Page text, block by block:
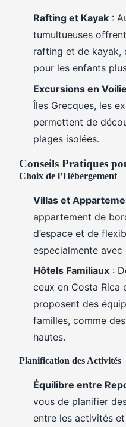
Rafting et Kayak :
tumultueuses
rafting et de kayak,
pour les enfants
Excursions en
Îles Grecques, les
permettent de
plages isolées.
Conseils Pratiques
Choix de l’Hébergement
Villas et
appartement de
d’espace et de
especialmente avec
Hôtels Familiaux :
ceux en Costa Rica
proposent des
familles, comme
hautes.
Planification des Activités
Équilibre entre
vous de planifier
entre les activités